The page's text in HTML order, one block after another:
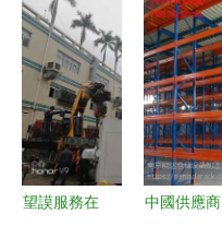
成本控制策
略與自動化
設備應用
器人賦能企
業迎戰“雙
十一”大考
望謨服務在
中國供應商